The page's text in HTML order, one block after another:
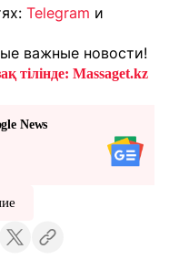
Telegram и
важные новости!
тілінде: Massaget.kz
News